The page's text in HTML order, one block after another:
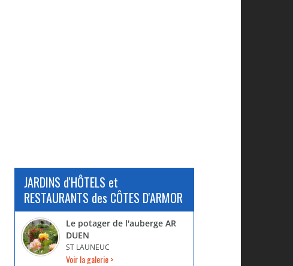
JARDINS d'HÔTELS et
RESTAURANTS des CÔTES D'ARMOR
Le potager de l'auberge AR
DUEN
ST LAUNEUC
Voir la galerie >